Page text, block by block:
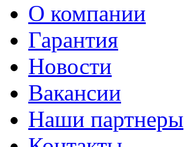
О компании
Гарантия
Новости
Вакансии
Наши партнеры